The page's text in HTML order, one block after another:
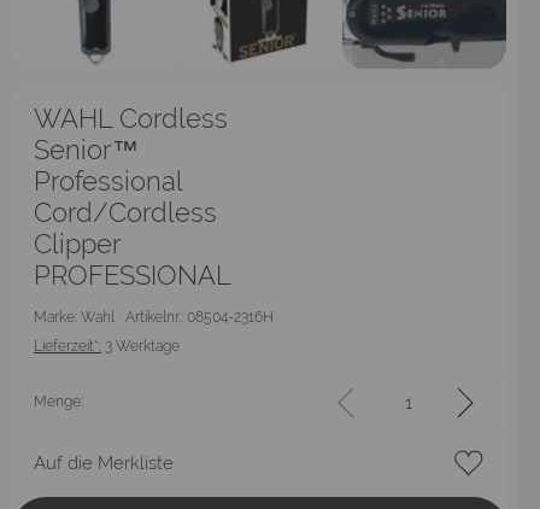
WAHL Cordless
Senior™
Professional
Cord/Cordless
Clipper
PROFESSIONAL
Marke: Wahl Artikelnr.: 08504-2316H
Lieferzeit*: 3 Werktage
Menge:
Auf die Merkliste